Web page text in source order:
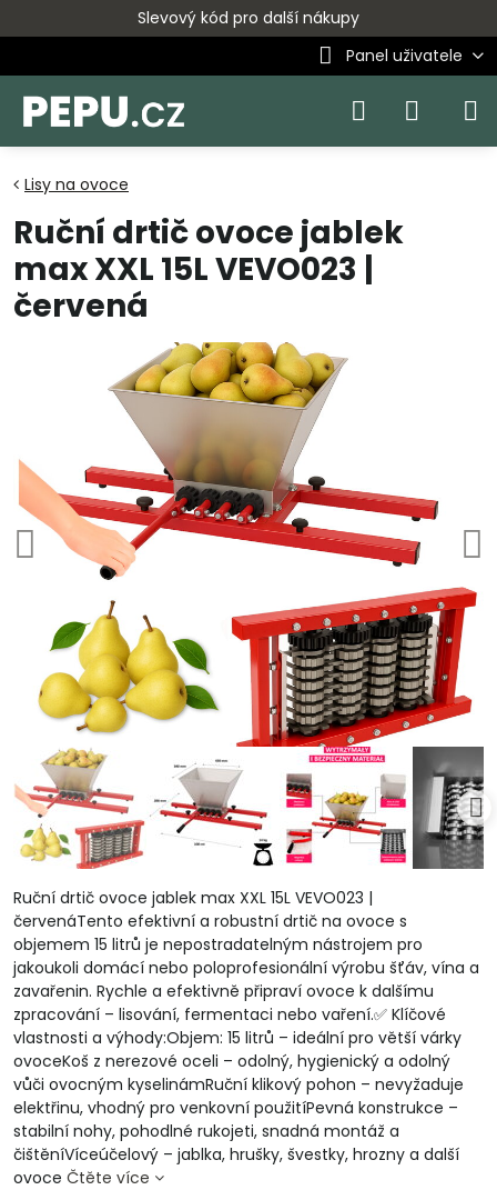
Slevový kód pro další nákupy
Panel uživatele
Lisy na ovoce
Ruční drtič ovoce jablek
max XXL 15L VEVO023 |
červená
Ruční drtič ovoce jablek max XXL 15L VEVO023 |
červenáTento efektivní a robustní drtič na ovoce s
objemem 15 litrů je nepostradatelným nástrojem pro
jakoukoli domácí nebo poloprofesionální výrobu šťáv, vína a
zavařenin. Rychle a efektivně připraví ovoce k dalšímu
zpracování – lisování, fermentaci nebo vaření.✅ Klíčové
vlastnosti a výhody:Objem: 15 litrů – ideální pro větší várky
ovoceKoš z nerezové oceli – odolný, hygienický a odolný
vůči ovocným kyselinámRuční klikový pohon – nevyžaduje
elektřinu, vhodný pro venkovní použitíPevná konstrukce –
stabilní nohy, pohodlné rukojeti, snadná montáž a
čištěníVíceúčelový – jablka, hrušky, švestky, hrozny a další
ovoce Čtěte více